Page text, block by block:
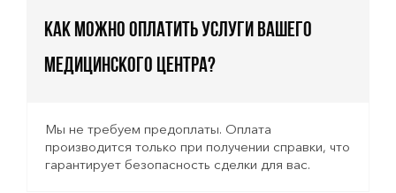
Как можно оплатить услуги вашего
медицинского центра?
Мы не требуем предоплаты. Оплата
производится только при получении справки, что
гарантирует безопасность сделки для вас.